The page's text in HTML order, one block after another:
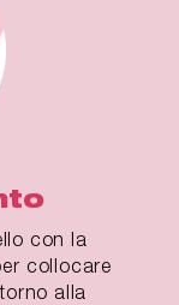
con la
collocare
alla